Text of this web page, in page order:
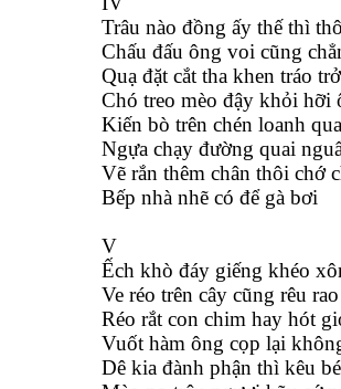
Trâu nào đồng ấy thế thì
Chấu đấu ông voi cũng
Quạ đặt cắt tha khen tráo trở
Chó treo mèo đậy khỏi hỡi
Kiến bò trên chén loanh
Ngựa chạy đường quai
Vẽ rắn thêm chân thôi chớ
Bếp nhà nhẽ có để gà bơi
V
Ếch khò đáy giếng khéo
Ve réo trên cây cũng rêu rao
Réo rắt con chim hay hót
Vuốt hàm ông cọp lại
Dê kia đành phận thì kêu bé